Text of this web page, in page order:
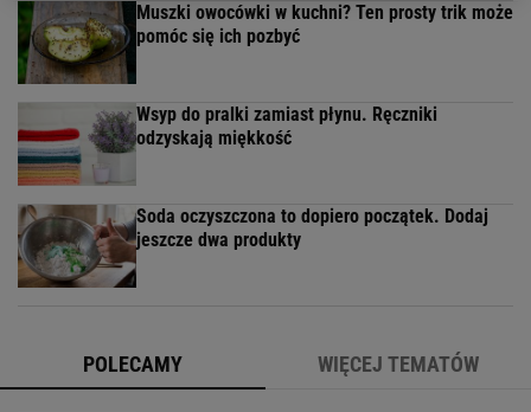
Muszki owocówki w kuchni? Ten prosty trik może
pomóc się ich pozbyć
Wsyp do pralki zamiast płynu. Ręczniki
odzyskają miękkość
Soda oczyszczona to dopiero początek. Dodaj
jeszcze dwa produkty
POLECAMY WIĘCEJ TEMATÓW